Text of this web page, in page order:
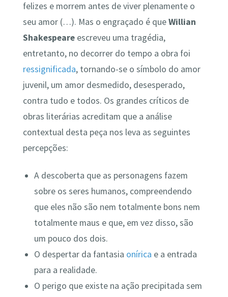
felizes e morrem antes de viver plenamente o
seu amor (…). Mas o engraçado é queWillian
Shakespeareescreveu uma tragédia,
entretanto, no decorrer do tempo a obra foi
ressignificada, tornando-se o símbolo do amor
juvenil, um amor desmedido, desesperado,
contra tudo e todos. Os grandes críticos de
obras literárias acreditam que a análise
contextual desta peça nos leva as seguintes
percepções:
A descoberta que as personagens fazem
sobre os seres humanos, compreendendo
que eles não são nem totalmente bons nem
totalmente maus e que, em vez disso, são
um pouco dos dois.
O despertar da fantasia onírica e a entrada
para a realidade.
O perigo que existe na ação precipitada sem